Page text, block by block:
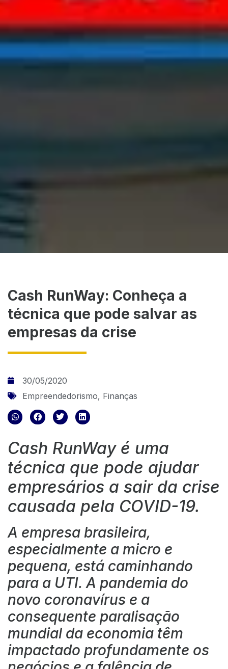
Cash RunWay: Conheça a
técnica que pode salvar as
empresas da crise
30/05/2020
Empreendedorismo, Finanças
Cash RunWay é uma
técnica que pode ajudar
empresários a sair da crise
causada pela COVID-19.
A empresa brasileira,
especialmente a micro e
pequena, está caminhando
para a UTI. A pandemia do
novo coronavírus e a
consequente paralisação
mundial da economia têm
impactado profundamente os